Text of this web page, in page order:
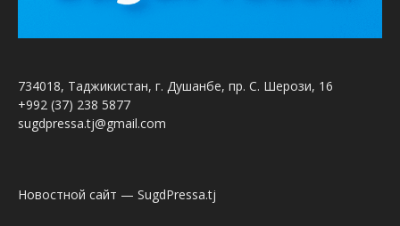
734018, Таджикистан, г. Душанбе, пр. С. Шерози, 16
+992 (37) 238 5877
sugdpressa.tj@gmail.com
Новостной сайт — SugdPressa.tj